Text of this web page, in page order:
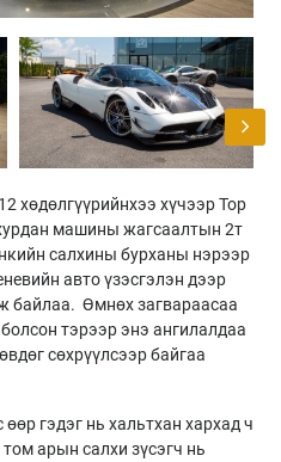
хөдөлгүүрийнхээ хүчээр Top
машины жагсаалтын 2т
салхины бурханы нэрээр
авто үзэсгэлэн дээр
байлаа. Өмнөх загвараасаа
тэрээр энэ ангилалдаа
сөхрүүлсээр байгаа
гэдэг нь хальтхан хархад ч
арын салхи зүсэгч нь